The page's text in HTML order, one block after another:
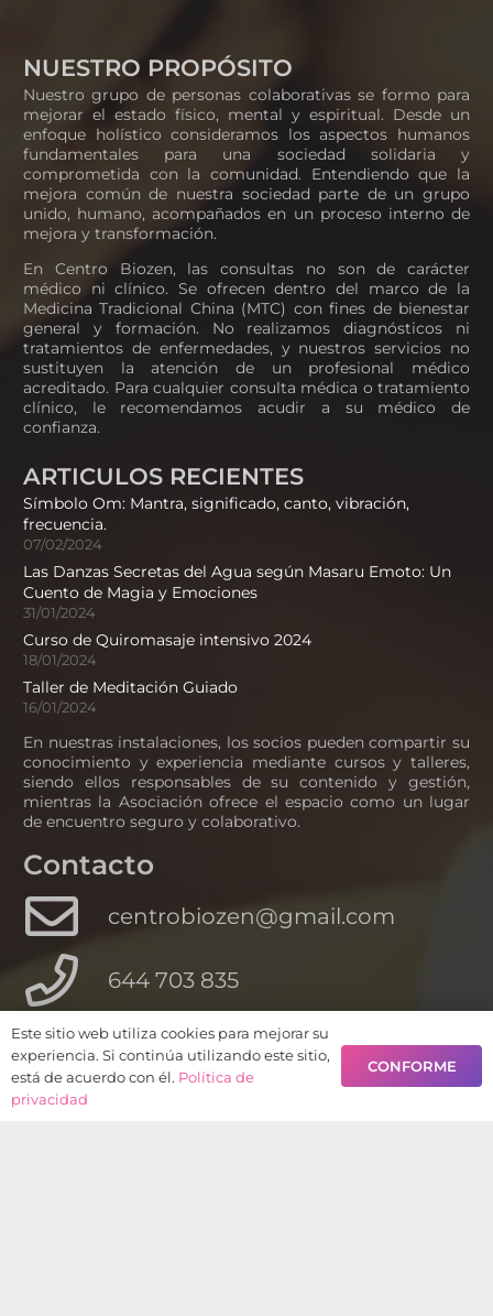
NUESTRO PROPÓSITO
Nuestro grupo de personas colaborativas se formo para
mejorar el estado físico, mental y espiritual. Desde un
enfoque holístico consideramos los aspectos humanos
fundamentales para una sociedad solidaria y
comprometida con la comunidad. Entendiendo que la
mejora común de nuestra sociedad parte de un grupo
unido, humano, acompañados en un proceso interno de
mejora y transformación.
En Centro Biozen, las consultas no son de carácter
médico ni clínico. Se ofrecen dentro del marco de la
Medicina Tradicional China (MTC) con fines de bienestar
general y formación. No realizamos diagnósticos ni
tratamientos de enfermedades, y nuestros servicios no
sustituyen la atención de un profesional médico
acreditado. Para cualquier consulta médica o tratamiento
clínico, le recomendamos acudir a su médico de
confianza.
ARTICULOS RECIENTES
Símbolo Om: Mantra, significado, canto, vibración,
frecuencia.
07/02/2024
Las Danzas Secretas del Agua según Masaru Emoto: Un
Cuento de Magia y Emociones
31/01/2024
Curso de Quiromasaje intensivo 2024
18/01/2024
Taller de Meditación Guiado
16/01/2024
En nuestras instalaciones, los socios pueden compartir su
conocimiento y experiencia mediante cursos y talleres,
siendo ellos responsables de su contenido y gestión,
mientras la Asociación ofrece el espacio como un lugar
de encuentro seguro y colaborativo.
Contacto
centrobiozen@gmail.com
644 703 835
C/ Colón 38 San Fernando Cádiz
Este sitio web utiliza cookies para mejorar su
experiencia. Si continúa utilizando este sitio,
está de acuerdo con él. Política de
privacidad
CONFORME